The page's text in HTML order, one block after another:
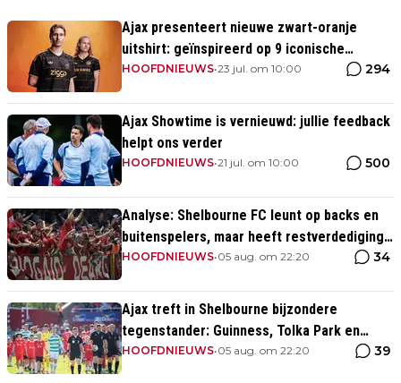
Ajax presenteert nieuwe zwart-oranje
uitshirt: geïnspireerd op 9 iconische
momenten uit clubhistorie
HOOFDNIEUWS•23 jul. om 10:00 294
Ajax Showtime is vernieuwd: jullie feedback
helpt ons verder
HOOFDNIEUWS•21 jul. om 10:00 500
Analyse: Shelbourne FC leunt op backs en
buitenspelers, maar heeft restverdediging
totaal niet op orde
HOOFDNIEUWS•05 aug. om 22:20 34
Ajax treft in Shelbourne bijzondere
tegenstander: Guinness, Tolka Park en
bijzonder lage marktwaarde
HOOFDNIEUWS•05 aug. om 22:20 39